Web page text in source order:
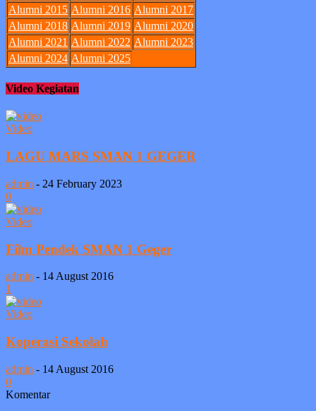
Alumni 2015 Alumni 2016 Alumni 2017
Alumni 2018 Alumni 2019 Alumni 2020
Alumni 2021 Alumni 2022 Alumni 2023
Alumni 2024 Alumni 2025
Video Kegiatan
Video
LAGU MARS SMAN 1 GEGER
admin - 24 February 2023
0
Video
Film Pendek SMAN 1 Geger
admin - 14 August 2016
1
Video
Koperasi Sekolah
admin - 14 August 2016
0
Komentar